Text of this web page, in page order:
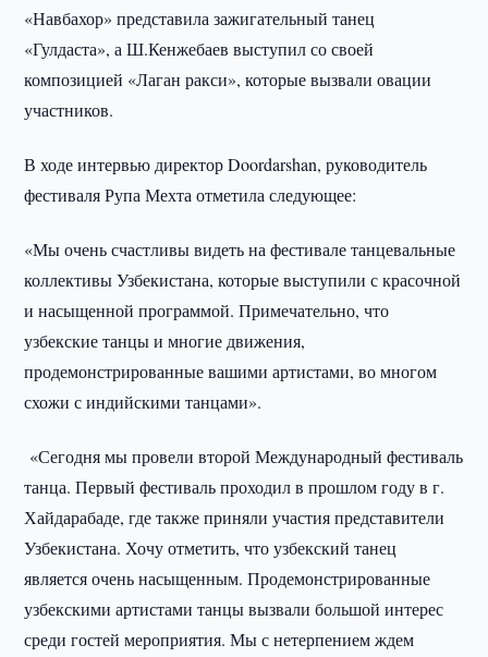
«Навбахор» представила зажигательный танец
«Гулдаста», а Ш.Кенжебаев выступил со своей
композицией «Лаган ракси», которые вызвали овации
участников.
В ходе интервью директор Doordarshan, руководитель
фестиваля Рупа Мехта отметила следующее:
«Мы очень счастливы видеть на фестивале танцевальные
коллективы Узбекистана, которые выступили с красочной
и насыщенной программой. Примечательно, что
узбекские танцы и многие движения,
продемонстрированные вашими артистами, во многом
схожи с индийскими танцами».
«Сегодня мы провели второй Международный фестиваль
танца. Первый фестиваль проходил в прошлом году в г.
Хайдарабаде, где также приняли участия представители
Узбекистана. Хочу отметить, что узбекский танец
является очень насыщенным. Продемонстрированные
узбекскими артистами танцы вызвали большой интерес
среди гостей мероприятия. Мы с нетерпением ждем